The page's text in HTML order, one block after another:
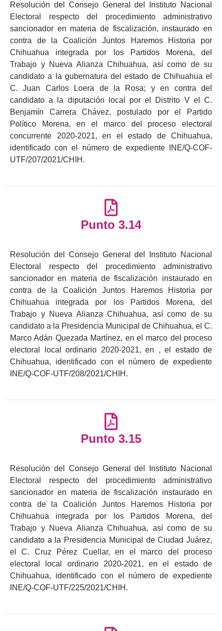
Resolución del Consejo General del Instituto Nacional
Electoral respecto del procedimiento administrativo
sancionador en materia de fiscalización, instaurado en
contra de la Coalición Juntos Haremos Historia por
Chihuahua integrada por los Partidos Morena, del
Trabajo y Nueva Alianza Chihuahua, así como de su
candidato a la gubernatura del estado de Chihuahua el
C. Juan Carlos Loera de la Rosa; y en contra del
candidato a la diputación local por el Distrito V el C.
Benjamín Carrera Chávez, postulado por el Partido
Político Morena, en el marco del proceso electoral
concurrente 2020-2021, en el estado de Chihuahua,
identificado con el número de expediente INE/Q-COF-
UTF/207/2021/CHIH.
Punto 3.14
Resolución del Consejo General del Instituto Nacional
Electoral respecto del procedimiento administrativo
sancionador en materia de fiscalización instaurado en
contra de la Coalición Juntos Haremos Historia por
Chihuahua integrada por los Partidos Morena, del
Trabajo y Nueva Alianza Chihuahua, así como de su
candidato a la Presidencia Municipal de Chihuahua, el C.
Marco Adán Quezada Martínez, en el marco del proceso
electoral local ordinario 2020-2021, en , el estado de
Chihuahua, identificado con el número de expediente
INE/Q-COF-UTF/208/2021/CHIH.
Punto 3.15
Resolución del Consejo General del Instituto Nacional
Electoral respecto del procedimiento administrativo
sancionador en materia de fiscalización instaurado en
contra de la Coalición Juntos Haremos Historia por
Chihuahua integrada por los Partidos Morena, del
Trabajo y Nueva Alianza Chihuahua, así como de su
candidato a la Presidencia Municipal de Ciudad Juárez,
el C. Cruz Pérez Cuellar, en el marco del proceso
electoral local ordinario 2020-2021, en el estado de
Chihuahua, identificado con el número de expediente
INE/Q-COF-UTF/225/2021/CHIH.